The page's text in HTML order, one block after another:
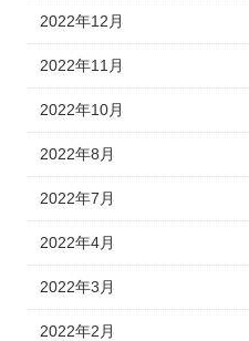
2022年12月
2022年11月
2022年10月
2022年8月
2022年7月
2022年4月
2022年3月
2022年2月